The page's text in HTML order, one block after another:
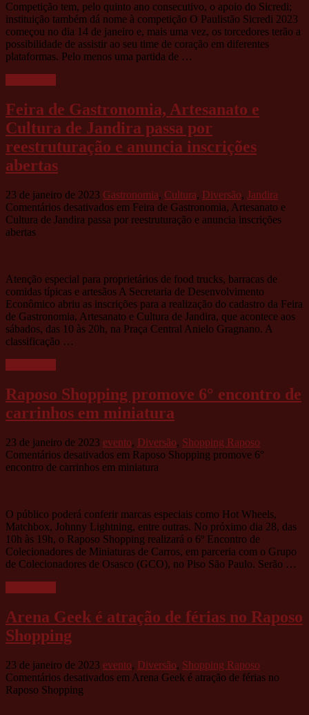
Competição tem, pelo quinto ano consecutivo, o apoio do Sicredi;
instituição também dá nome à competição O Paulistão Sicredi 2023
começou no dia 14 de janeiro e, mais uma vez, os torcedores terão a
possibilidade de assistir ao seu time de coração em diferentes
plataformas. Pelo menos uma partida de …
Feira de Gastronomia, Artesanato e
Cultura de Jandira passa por
reestruturação e anuncia inscrições
abertas
23 de janeiro de 2023 Gastronomia, Cultura, Diversão, Jandira
Comentários desativados em Feira de Gastronomia, Artesanato e
Cultura de Jandira passa por reestruturação e anuncia inscrições
abertas
Atenção especial para proprietários de food trucks, barracas de
comidas típicas e artesãos A Secretaria de Desenvolvimento
Econômico abriu as inscrições para a realização do cadastro da Feira
de Gastronomia, Artesanato e Cultura de Jandira, que acontece aos
sábados, das 10 às 20h, na Praça Central Anielo Gragnano. A
classificação …
Raposo Shopping promove 6° encontro de
carrinhos em miniatura
23 de janeiro de 2023 evento, Diversão, Shopping Raposo
Comentários desativados em Raposo Shopping promove 6°
encontro de carrinhos em miniatura
O público poderá conferir marcas especiais como Hot Wheels,
Matchbox, Johnny Lightning, entre outras. No próximo dia 28, das
10h às 19h, o Raposo Shopping realizará o 6º Encontro de
Colecionadores de Miniaturas de Carros, em parceria com o Grupo
de Colecionadores de Osasco (GCO), no Piso São Paulo. Serão …
Arena Geek é atração de férias no Raposo
Shopping
23 de janeiro de 2023 evento, Diversão, Shopping Raposo
Comentários desativados em Arena Geek é atração de férias no
Raposo Shopping